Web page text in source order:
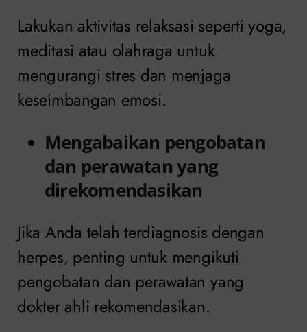
Lakukan aktivitas relaksasi seperti yoga,
meditasi atau olahraga untuk
mengurangi stres dan menjaga
keseimbangan emosi.
Mengabaikan pengobatan
dan perawatan yang
direkomendasikan
Jika Anda telah terdiagnosis dengan
herpes, penting untuk mengikuti
pengobatan dan perawatan yang
dokter ahli rekomendasikan.